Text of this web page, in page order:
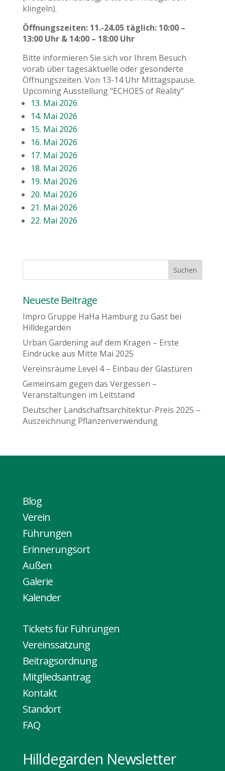
klingeln).
Öffnungszeiten: 11.-24.05 täglich: 10:00 –
13:00 Uhr & 14:00 – 18:00 Uhr
Bitte informieren Sie sich vor Ihrem Besuch
vorab über tagesaktuelle oder gesonderte
Öffnungszeiten. Von 13-14 Uhr Mittagspause.
Upcoming Ausstellung "ECHOES of Reality"
13. Mai 2026
14. Mai 2026
15. Mai 2026
16. Mai 2026
17. Mai 2026
18. Mai 2026
19. Mai 2026
20. Mai 2026
21. Mai 2026
22. Mai 2026
Neueste Beiträge
Impro Gruppe HaHa Hamburg zu Gast bei
Hilldegarden
Urban Gardening auf dem Kragen – Erste
Eindrücke aus Mitte Mai 2025
Vereinsräume Level 4 – Einbau der Glastüren
Gemeinsam gegen das Vergessen –
Veranstaltungen im Leitstand
Deutscher Landschaftsarchitektur-Preis 2025 –
Auszeichnung Pflanzenverwendung
Blog
Verein
Führungen
Erinnerungsort
Außen
Galerie
Kalender
Tickets für Führungen
Vereinssatzung
Beitragsordnung
Mitgliedsantrag
Kontakt
Standort
FAQ
Hilldegarden Newsletter